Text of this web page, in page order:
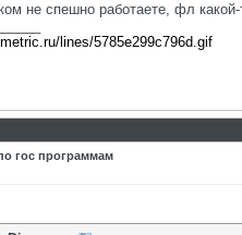
не спешно работаете, фл
lines/5785e299c796d.gif
гос программам